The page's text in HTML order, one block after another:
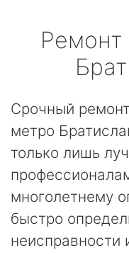
Ремонт
Срочный
метро
только лишь
многолетнему
быстро
неисправности